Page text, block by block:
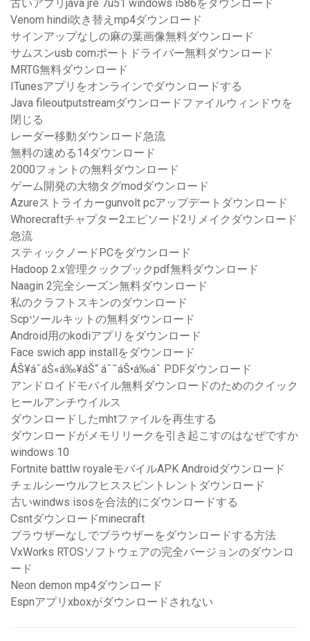
古いアプリjava jre 7u51 windows i586をダウンロード
Venom hindi吹き替えmp4ダウンロード
サインアップなしの麻の葉画像無料ダウンロード
サムスンusb comポートドライバー無料ダウンロード
MRTG無料ダウンロード
ITunesアプリをオンラインでダウンロードする
Java fileoutputstreamダウンロードファイルウィンドウを
閉じる
レーダー移動ダウンロード急流
無料の速める14ダウンロード
2000フォントの無料ダウンロード
ゲーム開発の大物タグmodダウンロード
Azureストライカーgunvolt pcアップデートダウンロード
Whorecraftチャプター2エピソード2リメイクダウンロード
急流
スティックノードPCをダウンロード
Hadoop 2.x管理クックブックpdf無料ダウンロード
Naagin 2完全シーズン無料ダウンロード
私のクラフトスキンのダウンロード
Scpツールキットの無料ダウンロード
Android用のkodiアプリをダウンロード
Face swich app installをダウンロード
ÁŠ¥áˆ­áŠ«á‰¥áŠ“ áˆ˜áŠ•á‰áˆ­ PDFダウンロード
アンドロイドモバイル無料ダウンロードのためのクイック
ヒールアンチウイルス
ダウンロードしたmhtファイルを再生する
ダウンロードがメモリリークを引き起こすのはなぜですか
windows 10
Fortnite battlw royaleモバイルAPK Androidダウンロード
チェルシーウルフヒススピントレントダウンロード
古いwindws isosを合法的にダウンロードする
Csntダウンロードminecraft
ブラウザーなしでブラウザーをダウンロードする方法
VxWorks RTOSソフトウェアの完全バージョンのダウンロ
ード
Neon demon mp4ダウンロード
Espnアプリxboxがダウンロードされない